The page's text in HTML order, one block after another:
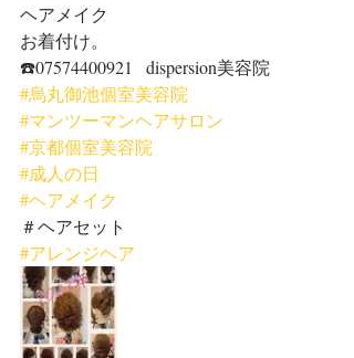
ヘアメイク
お着付け。
☎️07574400921   dispersion美容院
#烏丸御池個室美容院
#マンツーマンヘアサロン
#京都個室美容院
#成人の日
#ヘアメイク
＃ヘアセット
#アレンジヘア